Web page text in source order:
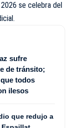
se celebra del
sufre
de tránsito;
todos
ilesos
que redujo a